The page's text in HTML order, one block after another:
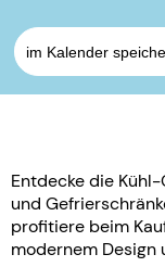
im Kalender
Entdecke die
und
profitiere beim
modernem Design